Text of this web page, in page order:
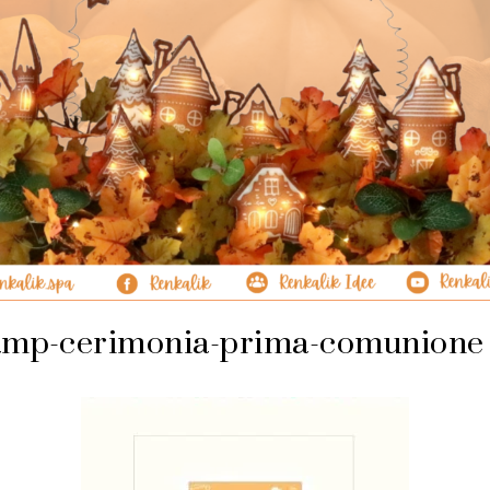
cerimonia-prima-